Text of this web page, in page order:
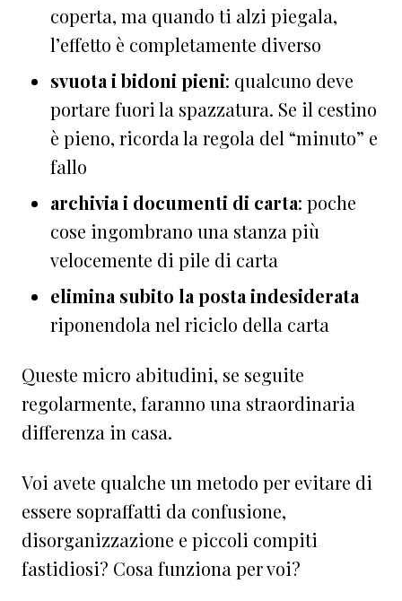
coperta, ma quando ti alzi piegala,
l’effetto è completamente diverso
svuota i bidoni pieni: qualcuno deve
portare fuori la spazzatura. Se il cestino
è pieno, ricorda la regola del “minuto” e
fallo
archivia i documenti di carta: poche
cose ingombrano una stanza più
velocemente di pile di carta
elimina subito la posta indesiderata
riponendola nel riciclo della carta
Queste micro abitudini, se seguite
regolarmente, faranno una straordinaria
differenza in casa.
Voi avete qualche un metodo per evitare di
essere sopraffatti da confusione,
disorganizzazione e piccoli compiti
fastidiosi? Cosa funziona per voi?